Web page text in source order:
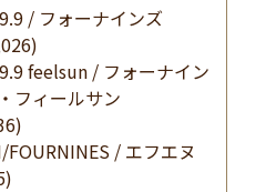
/ フォーナインズ
feelsun / フォーナイン
フィールサン
FOURNINES / エフエヌ